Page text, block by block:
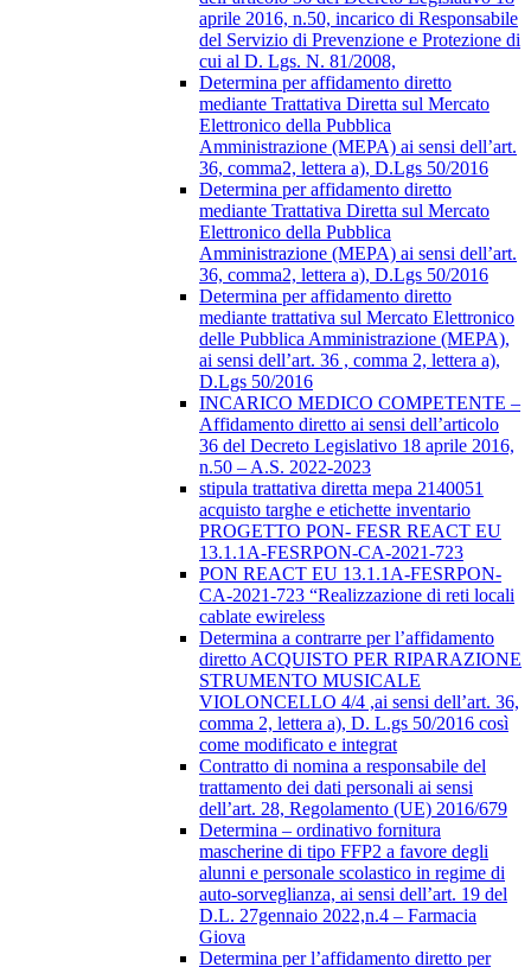
aprile 2016, n.50, incarico di Responsabile
del Servizio di Prevenzione e Protezione di
cui al D. Lgs. N. 81/2008,
Determina per affidamento diretto
mediante Trattativa Diretta sul Mercato
Elettronico della Pubblica
Amministrazione (MEPA) ai sensi dell’art.
36, comma2, lettera a), D.Lgs 50/2016
Determina per affidamento diretto
mediante Trattativa Diretta sul Mercato
Elettronico della Pubblica
Amministrazione (MEPA) ai sensi dell’art.
36, comma2, lettera a), D.Lgs 50/2016
Determina per affidamento diretto
mediante trattativa sul Mercato Elettronico
delle Pubblica Amministrazione (MEPA),
ai sensi dell’art. 36 , comma 2, lettera a),
D.Lgs 50/2016
INCARICO MEDICO COMPETENTE –
Affidamento diretto ai sensi dell’articolo
36 del Decreto Legislativo 18 aprile 2016,
n.50 – A.S. 2022-2023
stipula trattativa diretta mepa 2140051
acquisto targhe e etichette inventario
PROGETTO PON- FESR REACT EU
13.1.1A-FESRPON-CA-2021-723
PON REACT EU 13.1.1A-FESRPON-
CA-2021-723 “Realizzazione di reti locali
cablate ewireless
Determina a contrarre per l’affidamento
diretto ACQUISTO PER RIPARAZIONE
STRUMENTO MUSICALE
VIOLONCELLO 4/4 ,ai sensi dell’art. 36,
comma 2, lettera a), D. L.gs 50/2016 così
come modificato e integrat
Contratto di nomina a responsabile del
trattamento dei dati personali ai sensi
dell’art. 28, Regolamento (UE) 2016/679
Determina – ordinativo fornitura
mascherine di tipo FFP2 a favore degli
alunni e personale scolastico in regime di
auto-sorveglianza, ai sensi dell’art. 19 del
D.L. 27gennaio 2022,n.4 – Farmacia
Giova
Determina per l’affidamento diretto per